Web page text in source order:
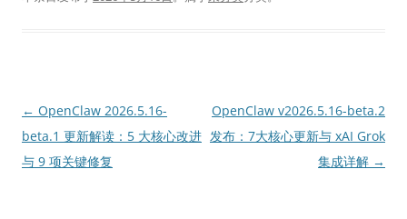
文
章
导
← OpenClaw 2026.5.16-
beta.1 更新解读：5 大核心改进
与 9 项关键修复
OpenClaw v2026.5.16-beta.2
发布：7大核心更新与 xAI Grok
集成详解 →